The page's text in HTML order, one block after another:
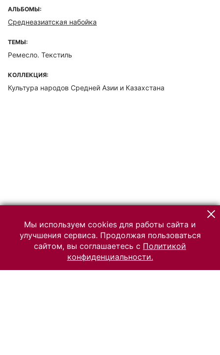
АЛЬБОМЫ:
Среднеазиатская набойка
ТЕМЫ:
Ремесло. Текстиль
КОЛЛЕКЦИЯ:
Культура народов Средней Азии и Казахстана
Мы используем cookies для работы сайта и
улучшения сервиса. Продолжая пользоваться
сайтом, вы соглашаетесь с Политикой
конфиденциальности.